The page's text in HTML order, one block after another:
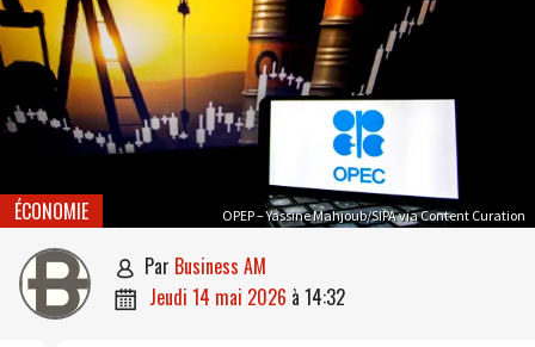
OPEP – Yassine Mahjoub/SIPA via Content Curation
ÉCONOMIE
 par Business AM
 jeudi 14 mai 2026 à 14:32